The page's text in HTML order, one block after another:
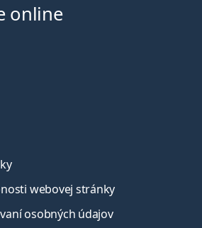
online
webovej stránky
osobných údajov